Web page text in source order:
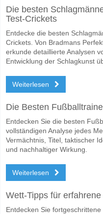
Die besten
Test-Crickets
Entdecke die besten
Crickets. Von Bradmans
erkunde detaillierte Analysen
Entwicklung der Schlagkunst
Weiterlesen
Die Besten
Entdecken Sie die besten
vollständigen Analyse jedes
Vermächtnis, Titel, taktischer
und nachhaltiger Wirkung.
Weiterlesen
Wett-Tipps für
Entdecken Sie